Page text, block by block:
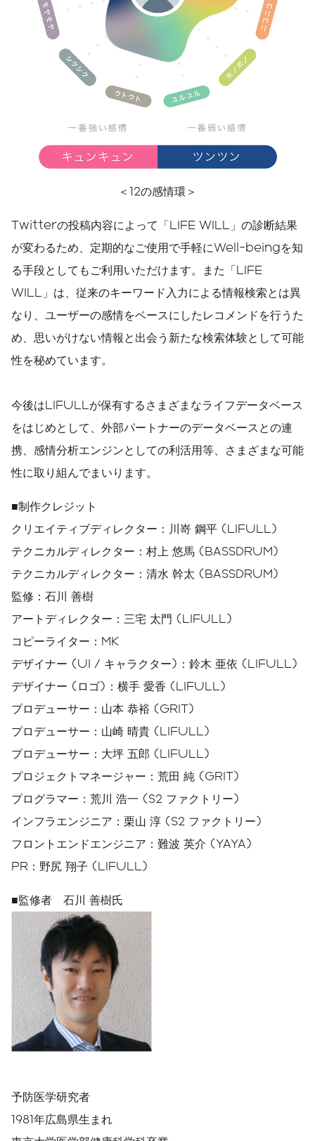
＜12の感情環＞
Twitterの投稿内容によって「LIFE WILL」の診断結果
が変わるため、定期的なご使用で手軽にWell-beingを知
る手段としてもご利用いただけます。また「LIFE
WILL」は、従来のキーワード入力による情報検索とは異
なり、ユーザーの感情をベースにしたレコメンドを行うた
め、思いがけない情報と出会う新たな検索体験として可能
性を秘めています。
今後はLIFULLが保有するさまざまなライフデータベース
をはじめとして、外部パートナーのデータベースとの連
携、感情分析エンジンとしての利活用等、さまざまな可能
性に取り組んでまいります。
■制作クレジット
クリエイティブディレクター：川嵜 鋼平 (LIFULL)
テクニカルディレクター：村上 悠馬 (BASSDRUM)
テクニカルディレクター：清水 幹太 (BASSDRUM)
監修：石川 善樹
アートディレクター：三宅 太門 (LIFULL)
コピーライター：MK
デザイナー (UI / キャラクター)：鈴木 亜依 (LIFULL)
デザイナー (ロゴ)：横手 愛香 (LIFULL)
プロデューサー：山本 恭裕 (GRIT)
プロデューサー：山崎 晴貴 (LIFULL)
プロデューサー：大坪 五郎 (LIFULL)
プロジェクトマネージャー：荒田 純 (GRIT)
プログラマー：荒川 浩一 (S2 ファクトリー)
インフラエンジニア：栗山 淳 (S2 ファクトリー)
フロントエンドエンジニア：難波 英介 (YAYA)
PR：野尻 翔子 (LIFULL)
■監修者 石川 善樹氏
予防医学研究者
1981年広島県生まれ